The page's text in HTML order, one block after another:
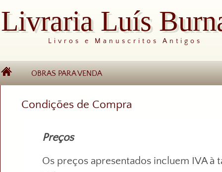
Livraria Luís
Livros e Manuscritos Antigos
OBRAS PARA VENDA
Condições de Compra
Preços
Os preços apresentados incluem IVA à